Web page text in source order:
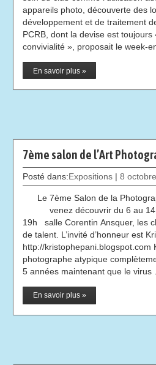
appareils photo, découverte des
développement et de traitement
PCRB, dont la devise est toujours
convivialité », proposait le week-
En savoir plus »
7ème salon de l’Art
Posté dans:Expositions | 8
Le 7ème Salon de la
venez découvrir du 6 au 14
19h salle Corentin Ansquer, les
de talent. L’invité d’honneur est
http://kristophepani.blogspot.com
photographe atypique
5 années maintenant que le virus
En savoir plus »